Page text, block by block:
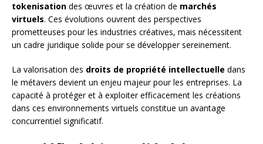
tokenisation des œuvres et la création de marchés
virtuels. Ces évolutions ouvrent des perspectives
prometteuses pour les industries créatives, mais nécessitent
un cadre juridique solide pour se développer sereinement.
La valorisation des droits de propriété intellectuelle dans
le métavers devient un enjeu majeur pour les entreprises. La
capacité à protéger et à exploiter efficacement les créations
dans ces environnements virtuels constitue un avantage
concurrentiel significatif.